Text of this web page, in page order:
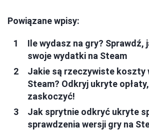
Powiązane wpisy:
Ile wydasz na gry? Sprawdź,
swoje wydatki na Steam
Jakie są rzeczywiste koszty
Steam? Odkryj ukryte
zaskoczyć!
Jak sprytnie odkryć ukryte
sprawdzenia wersji gry na